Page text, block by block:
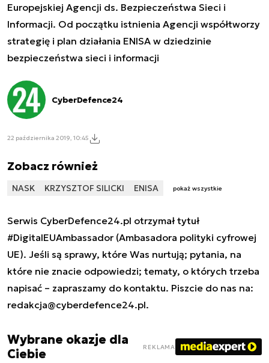
Europejskiej Agencji ds. Bezpieczeństwa Sieci i
Informacji. Od początku istnienia Agencji współtworzy
strategię i plan działania ENISA w dziedzinie
bezpieczeństwa sieci i informacji
CyberDefence24
22 października 2019, 10:45
Zobacz również
NASK KRZYSZTOF SILICKI ENISA pokaż wszystkie
Serwis CyberDefence24.pl otrzymał tytuł
#DigitalEUAmbassador (Ambasadora polityki cyfrowej
UE). Jeśli są sprawy, które Was nurtują; pytania, na
które nie znacie odpowiedzi; tematy, o których trzeba
napisać – zapraszamy do kontaktu. Piszcie do nas na:
redakcja@cyberdefence24.pl.
Wybrane okazje dla
Ciebie
REKLAMA